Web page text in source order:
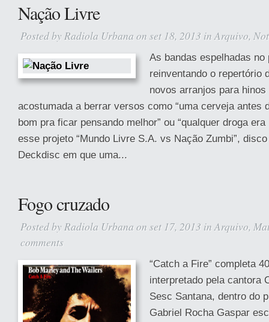
Nação Livre
Posted by Radiola Urbana on set 18, 2013 inArquivo,
As bandas espelhadas no
reinventando o repertório
novos arranjos para
acostumada a berrar versos como “uma cerveja antes
bom pra ficar pensando melhor” ou “qualquer droga
esse projeto “Mundo Livre S.A. vs Nação Zumbi”,
Deckdisc em que uma...
Fogo cruzado
Posted by Radiola Urbana on set 17, 2013 inArquivo,
comments
“Catch a Fire” completa
interpretado pela cantora
Sesc Santana, dentro do
Gabriel Rocha Gaspar